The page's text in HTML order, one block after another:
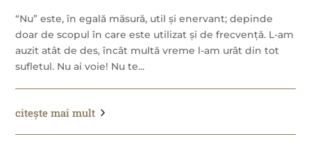
“Nu” este, în egală măsură, util și enervant; depinde
doar de scopul în care este utilizat și de frecvență. L-am
auzit atât de des, încât multă vreme l-am urât din tot
sufletul. Nu ai voie! Nu te...
citește mai mult